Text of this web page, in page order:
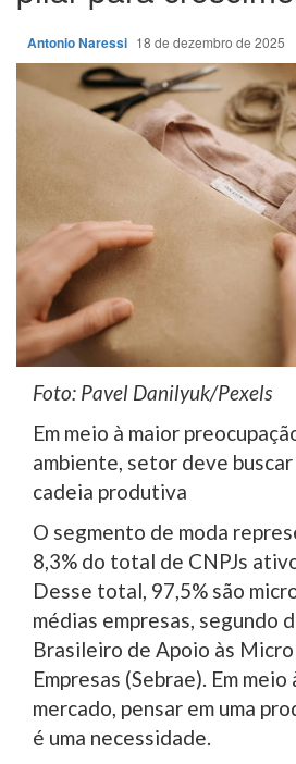
Antonio Naressi 18 de dezembro de 2025
Foto: Pavel Danilyuk/Pexels
Em meio à maior
ambiente, setor deve
cadeia produtiva
O segmento de moda
8,3% do total de CNPJs
Desse total, 97,5% são
médias empresas, segundo
Brasileiro de Apoio às
Empresas (Sebrae). Em
mercado, pensar em uma
é uma necessidade.